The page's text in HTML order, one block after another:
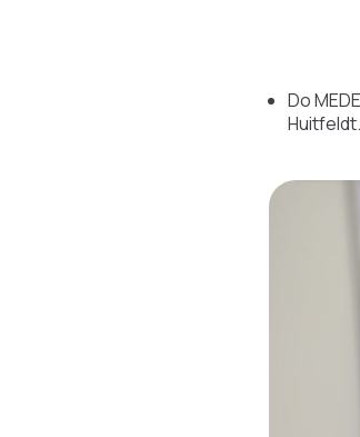
Do
Huitfeldt.